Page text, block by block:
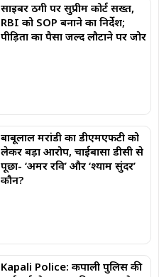
साइबर ठगी पर सुप्रीम कोर्ट सख्त,
RBI को SOP बनाने का निर्देश;
पीड़ितों का पैसा जल्द लौटाने पर जोर
बाबूलाल मरांडी का डीएमएफटी को
लेकर बड़ा आरोप, चाईबासा डीसी से
पूछा- ‘अमर रवि’ और ‘श्याम सुंदर’
कौन?
Kapali Police: कपाली पुलिस की